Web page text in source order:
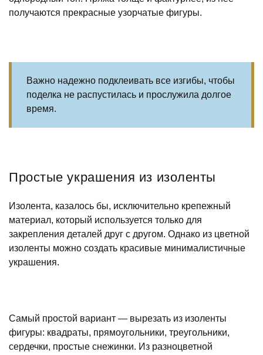
получаются прекрасные узорчатые фигуры.
Важно надежно подклеивать все изгибы, чтобы
поделка не распустилась и прослужила долгое
время.
Простые украшения из изоленты
Изолента, казалось бы, исключительно крепежный
материал, который используется только для
закрепления деталей друг с другом. Однако из цветной
изоленты можно создать красивые минималистичные
украшения.
Самый простой вариант — вырезать из изоленты
фигуры: квадраты, прямоугольники, треугольники,
сердечки, простые снежинки. Из разноцветной